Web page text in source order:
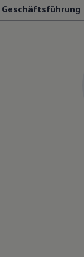
Geschäftsführung